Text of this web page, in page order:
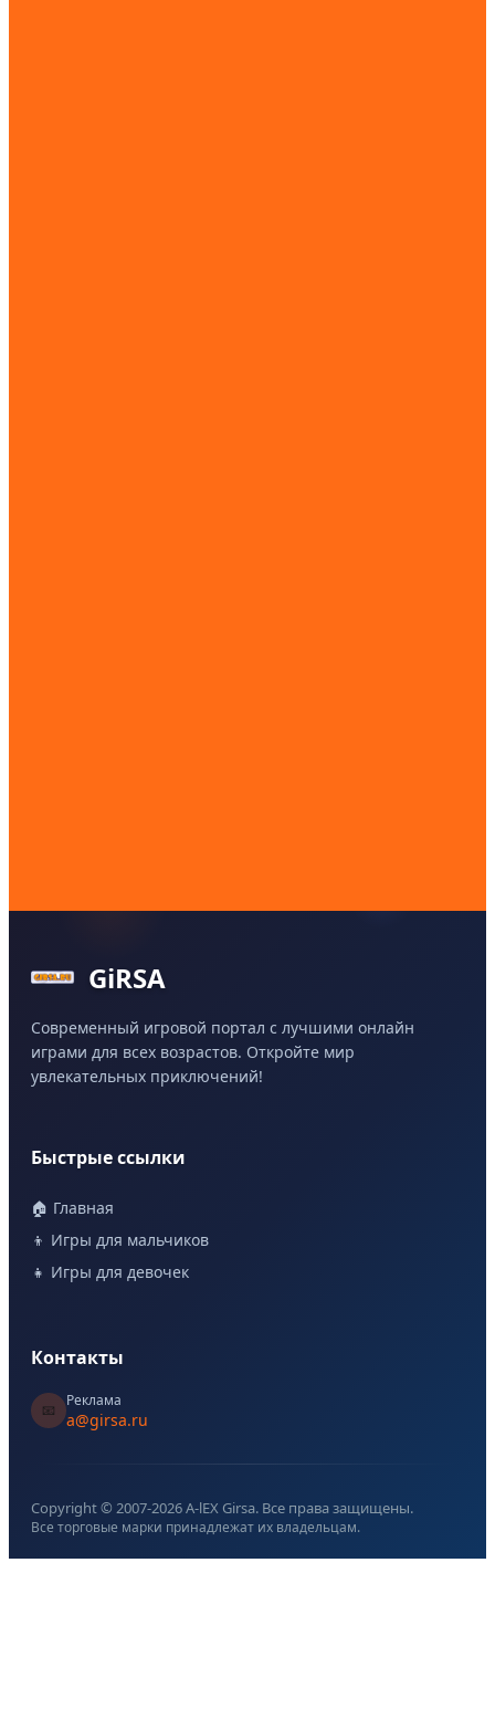
GiRSA
Современный игровой портал с лучшими онлайн
играми для всех возрастов. Откройте мир
увлекательных приключений!
Быстрые ссылки
🏠 Главная
👦 Игры для мальчиков
👧 Игры для девочек
Контакты
📧
Реклама
a@girsa.ru
Copyright © 2007-2026A-lEX Girsa. Все права защищены.
Все торговые марки принадлежат их владельцам.